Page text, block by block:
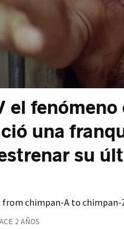
el
una
su
from chimpan-A to chimpan-
2 AÑOS